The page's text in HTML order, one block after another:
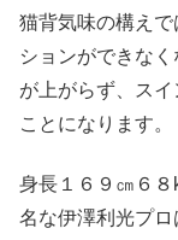
猫背気味の構え
ションができな
が上がらず、ス
ことになります。
身長１６９㎝６
名な伊澤利光プ